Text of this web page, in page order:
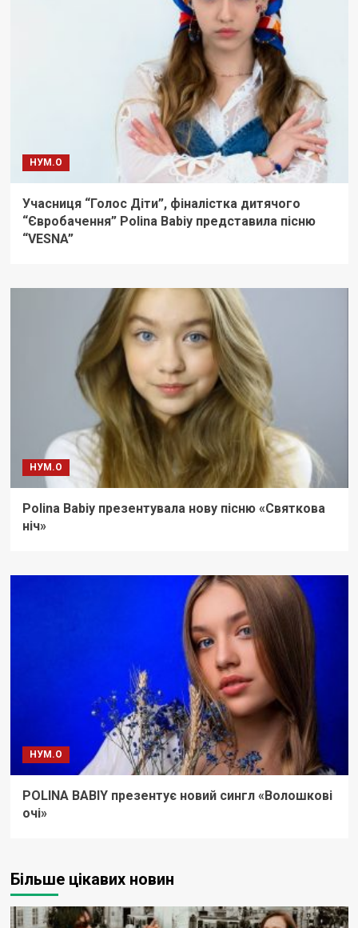
НУМ.О
Учасниця “Голос Діти”, фіналістка дитячого
“Євробачення” Polina Babiy представила пісню
“VESNA”
НУМ.О
Polina Babiy презентувала нову пісню «Святкова
ніч»
НУМ.О
POLINA BABIY презентує новий сингл «Волошкові
очі»
Більше цікавих новин